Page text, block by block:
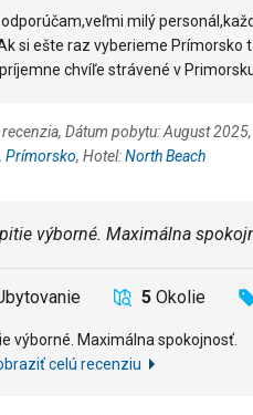
milý
si ešte raz vyberieme Prímorsko
chvíľe strávené v
Dátum pobytu: August
, Prímorsko, Hotel:North Beach
výborné. Maximálna
5 Okolie
výborné. Maximálna spokojnosť.
celú recenziu